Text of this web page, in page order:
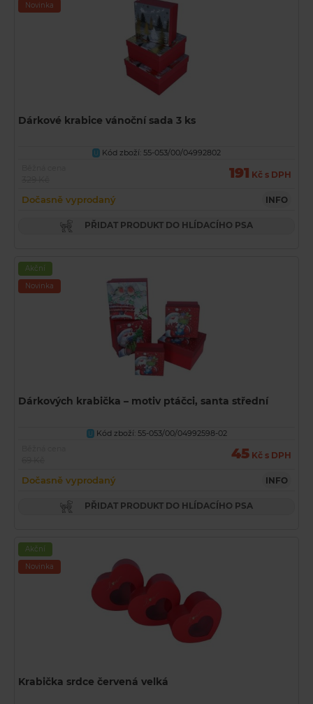
Novinka
Dárkové krabice vánoční sada 3 ks
U
Kód zboží: 55-053/00/04992802
191 Kč s DPH
Dočasně vyprodaný INFO
PŘIDAT PRODUKT DO HLÍDACÍHO PSA
Akční
Novinka
Dárkových krabička – motiv ptáčci, santa střední
U Kód zboží: 55-053/00/04992598-02
45 Kč s DPH
Dočasně vyprodaný INFO
PŘIDAT PRODUKT DO HLÍDACÍHO PSA
Akční
Novinka
Krabička srdce červená velká